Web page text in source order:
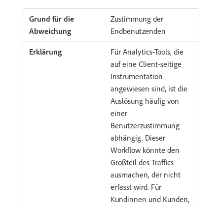
Zustimmung der
Endbenutzenden
Für Analytics-Tools, die
auf eine Client-seitige
Instrumentation
angewiesen sind, ist die
Auslösung häufig von
einer
Benutzerzustimmung
abhängig. Dieser
Workflow könnte den
Großteil des Traffics
ausmachen, der nicht
erfasst wird. Für
Kundinnen und Kunden,